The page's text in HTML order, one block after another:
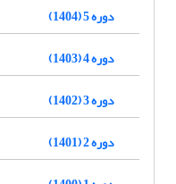
دوره 5 (1404)
دوره 4 (1403)
دوره 3 (1402)
دوره 2 (1401)